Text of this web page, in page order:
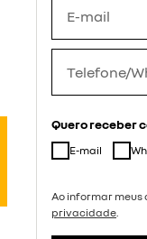
Quero receber
E-mail
Ao informar meus
privacidade.